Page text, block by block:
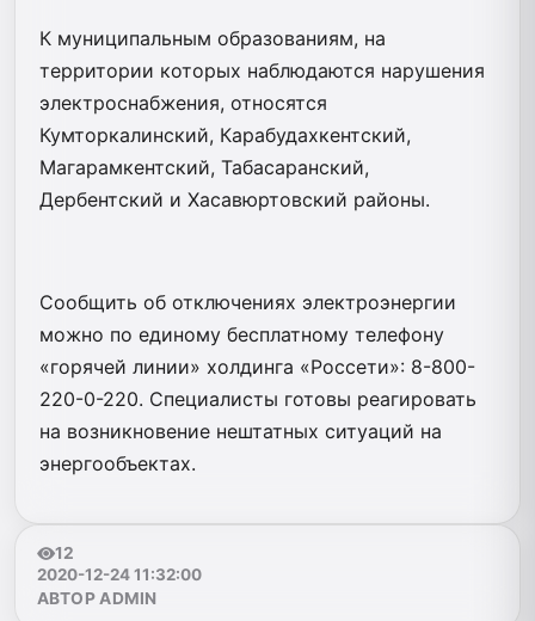
К муниципальным образованиям, на
территории которых наблюдаются нарушения
электроснабжения, относятся
Кумторкалинский, Карабудахкентский,
Магарамкентский, Табасаранский,
Дербентский и Хасавюртовский районы.
Сообщить об отключениях электроэнергии
можно по единому бесплатному телефону
«горячей линии» холдинга «Россети»: 8-800-
220-0-220. Специалисты готовы реагировать
на возникновение нештатных ситуаций на
энергообъектах.
12
2020-12-24 11:32:00
АВТОР ADMIN